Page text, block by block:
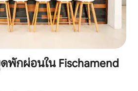
พักผ่อนใน Fischamend